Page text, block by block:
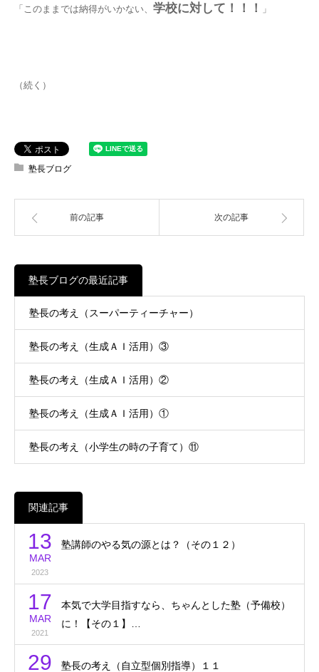
「このままでは納得がいかない、 学校に対して！！！ 」
（続く）
塾長ブログ
前の記事 次の記事
塾長ブログの最近記事
塾長の考え（スーパーティーチャー）
塾長の考え（生成ＡＩ活用）③
塾長の考え（生成ＡＩ活用）②
塾長の考え（生成ＡＩ活用）①
塾長の考え（小学生の時の子育て）⑪
関連記事
13
MAR
2023
塾講師のやる気の源とは？（その１２）
17
MAR
2021
本気で大学目指すなら、ちゃんとした塾（予備校）
に！【その１】…
29 塾長の考え（自立型個別指導）１１